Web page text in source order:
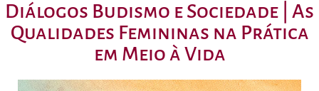
Diálogos Budismo e Sociedade | As
Qualidades Femininas na Prática
em Meio à Vida